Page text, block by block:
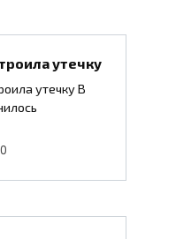
утечку
утечку В